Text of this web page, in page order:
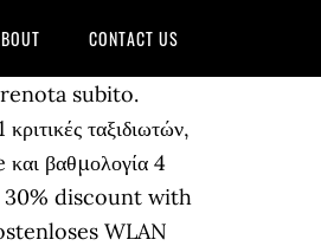
CONTACT US
subito.
ταξιδιωτών,
βαθμολογία 4
30% discount with
WLAN